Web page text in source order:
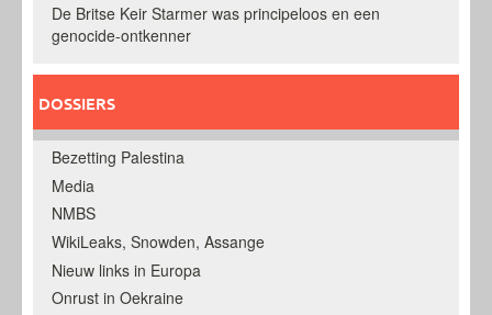
De Britse Keir Starmer was principeloos en een
genocide-ontkenner
DOSSIERS
Bezetting Palestina
Media
NMBS
WikiLeaks, Snowden, Assange
Nieuw links in Europa
Onrust in Oekraine